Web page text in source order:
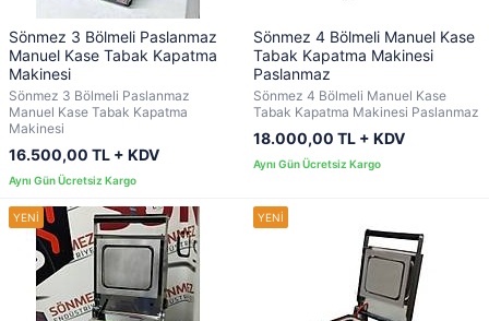
Sönmez 3 Bölmeli Paslanmaz
Manuel Kase Tabak Kapatma
Makinesi
Sönmez 3 Bölmeli Paslanmaz
Manuel Kase Tabak Kapatma
Makinesi
16.500,00 TL + KDV
Sönmez 4 Bölmeli Manuel Kase
Tabak Kapatma Makinesi
Paslanmaz
Sönmez 4 Bölmeli Manuel Kase
Tabak Kapatma Makinesi Paslanmaz
18.000,00 TL + KDV